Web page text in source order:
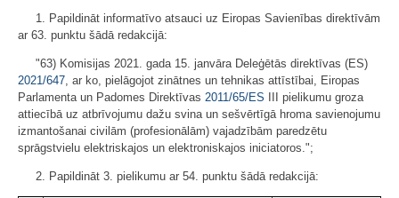
1. Papildināt informatīvo atsauci uz Eiropas Savienības direktīvām
ar 63. punktu šādā redakcijā:
"63) Komisijas 2021. gada 15. janvāra Deleģētās direktīvas (ES)
2021/647, ar ko, pielāgojot zinātnes un tehnikas attīstībai, Eiropas
Parlamenta un Padomes Direktīvas 2011/65/ES III pielikumu groza
attiecībā uz atbrīvojumu dažu svina un sešvērtīgā hroma savienojumu
izmantošanai civilām (profesionālām) vajadzībām paredzētu
sprāgstvielu elektriskajos un elektroniskajos iniciatoros.";
2. Papildināt 3. pielikumu ar 54. punktu šādā redakcijā: